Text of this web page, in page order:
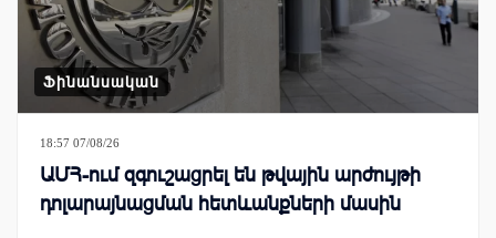
Ֆինանսական
18:57 07/08/26
ԱՄՀ-ում զգուշացրել են թվային արժույթի
դոլարայնացման հետևանքների մասին